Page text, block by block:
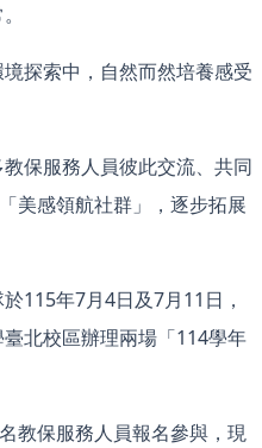
探索中，自然而然培養感受
保服務人員彼此交流、共同
美感領航社群」，逐步拓展
115年7月4日及7月11日，
北校區辦理兩場「114學年
教保服務人員報名參與，現